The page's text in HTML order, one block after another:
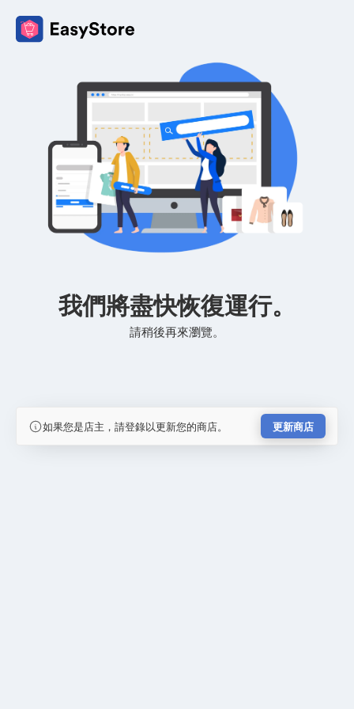
我們將盡快恢復運行。
請稍後再來瀏覽。
如果您是店主，請登錄以更新您的商店。 更新商店